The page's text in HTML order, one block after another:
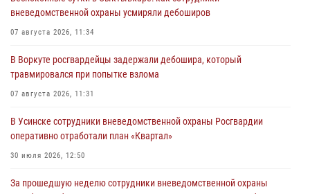
вневедомственной охраны усмиряли дебоширов
07 августа 2026, 11:34
В Воркуте росгвардейцы задержали дебошира, который
травмировался при попытке взлома
07 августа 2026, 11:31
В Усинске сотрудники вневедомственной охраны Росгвардии
оперативно отработали план «Квартал»
30 июля 2026, 12:50
За прошедшую неделю сотрудники вневедомственной охраны